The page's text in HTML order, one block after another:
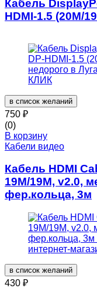
Кабель
HDMI-1.5 (20M/
в список желаний
750 ₽
(0)
В корзину
Кабели видео
Кабель HDMI
19M/19M, v2.0,
фер.кольца, 3м
в список желаний
430 ₽